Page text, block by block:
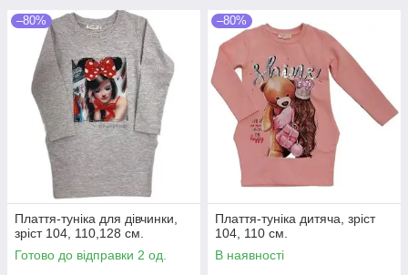
–80%
Плаття-туніка для дівчинки,
зріст 104, 110,128 см.
Готово до відправки 2 од.
–80%
Плаття-туніка дитяча, зріст
104, 110 см.
В наявності